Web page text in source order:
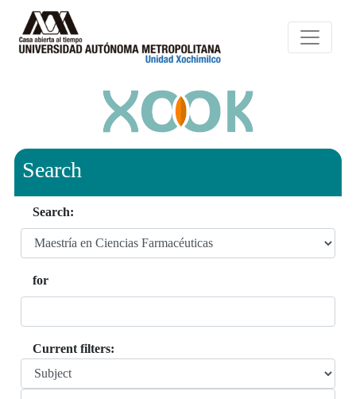
Search
Search:
for
Current filters: